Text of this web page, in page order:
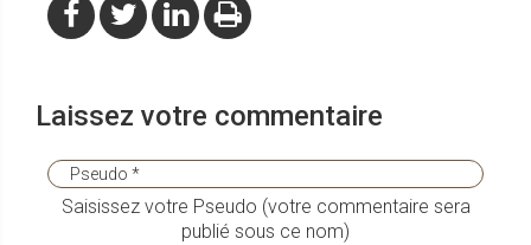
Laissez votre commentaire
Saisissez votre Pseudo (votre commentaire sera
publié sous ce nom)